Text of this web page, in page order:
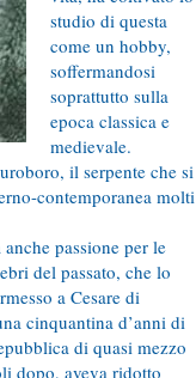
studio di questa
come un hobby,
soffermandosi
soprattutto sulla
epoca classica e
medievale.
il serpente che si
contemporanea molti
passione per le
del passato, che lo
a Cesare di
cinquantina d’anni di
di quasi mezzo
dopo, aveva ridotto